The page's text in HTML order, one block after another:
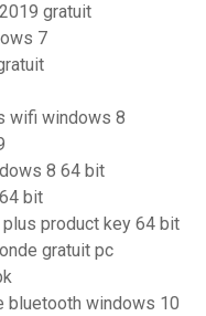
gratuit
7
wifi windows 8
8 64 bit
bit
product key 64 bit
gratuit pc
bluetooth windows 10